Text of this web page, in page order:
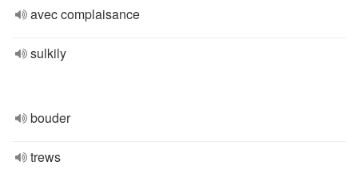
avec complaisance
sulkily
bouder
trews